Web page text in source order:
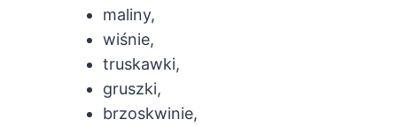
maliny,
wiśnie,
truskawki,
gruszki,
brzoskwinie,